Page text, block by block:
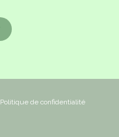
Politique de confidentialité